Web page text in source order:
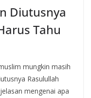
Diutusnya
Tahu
mungkin masih
Rasulullah
mengenai apa